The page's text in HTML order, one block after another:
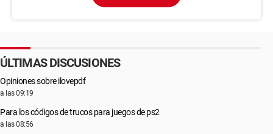
ÚLTIMAS DISCUSIONES
Opiniones sobre ilovepdf
a las 09:19
Para los códigos de trucos para juegos de ps2
a las 08:56